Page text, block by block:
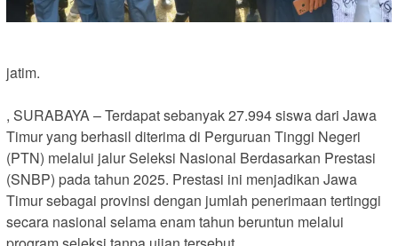
jatim.
, SURABAYA – Terdapat sebanyak 27.994 siswa dari Jawa
Timur yang berhasil diterima di Perguruan Tinggi Negeri
(PTN) melalui jalur Seleksi Nasional Berdasarkan Prestasi
(SNBP) pada tahun 2025. Prestasi ini menjadikan Jawa
Timur sebagai provinsi dengan jumlah penerimaan tertinggi
secara nasional selama enam tahun beruntun melalui